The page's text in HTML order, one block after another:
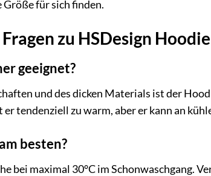
Größe für sich finden.
zu HSDesign
geeignet?
und des dicken Materials ist der
tendenziell zu warm, aber er kann an
besten?
bei maximal 30°C im Schonwaschgang.